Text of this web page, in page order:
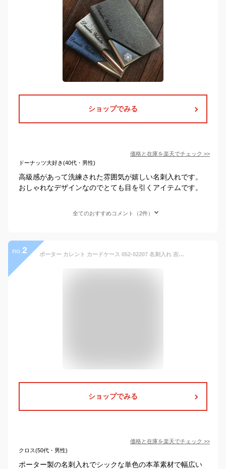
ショップでみる
価格と在庫を楽天でチェック >>
ドーナッツ大好き(40代・男性)
高級感があって洗練された雰囲気が嬉しい名刺入れです。
おしゃれなデザインなのでとても目を引くアイテムです。
全てのおすすめコメント（2件）
no. 2 ポーター カレント カードケース 052-02207 名刺入れ 吉田カバン PORTER CURRENT CARD CASE メンズ レディース スリム レザー 革 本革 おしゃれ
ショップでみる
価格と在庫を楽天でチェック >>
クロス(50代・男性)
ポーター製の名刺入れでシックな単色の本革素材で幅広い